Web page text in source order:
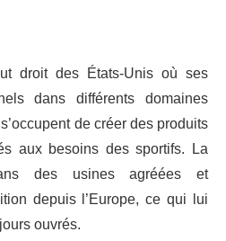
droit des États-Unis où ses
dans différents domaines
de créer des produits
aux besoins des sportifs. La
des usines agréées et
depuis l’Europe, ce qui lui
ouvrés.